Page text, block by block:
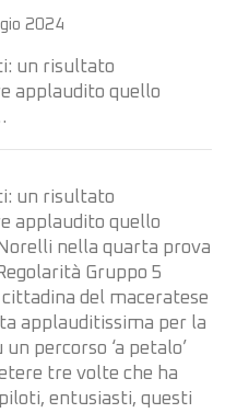
2024
un risultato
applaudito quello
un risultato
applaudito quello
nella quarta prova
Gruppo 5
del maceratese
applauditissima per la
percorso ‘a petalo’
tre volte che ha
entusiasti, questi